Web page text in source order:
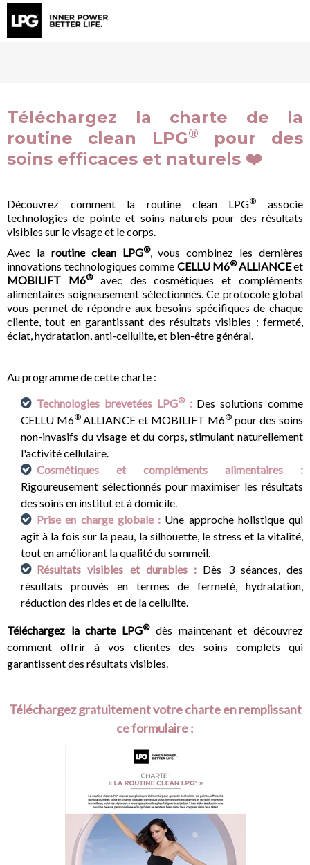
Téléchargez la charte de la
routine clean LPG®
pour des
soins efficaces et naturels ❤️
Découvrez comment la routine clean LPG®
associe
technologies de pointe et soins naturels pour des résultats
visibles sur le visage et le corps.
Avec la routine clean LPG®, vous combinez les dernières
innovations technologiques comme CELLU M6®ALLIANCEet
MOBILIFT M6®avec des cosmétiques et compléments
alimentaires soigneusement sélectionnés. Ce protocole global
vous permet de répondre aux besoins spécifiques de chaque
cliente, tout en garantissant des résultats visibles : fermeté,
éclat, hydratation, anti-cellulite, et bien-être général.
Au programme de cette charte :
Technologies brevetées LPG®: Des solutions comme
CELLU M6® ALLIANCE et MOBILIFT M6® pour des soins
non-invasifs du visage et du corps, stimulant naturellement
l'activité cellulaire.
Cosmétiques et compléments alimentaires :
Rigoureusement sélectionnés pour maximiser les résultats
des soins en institut et à domicile.
Prise en charge globale : Une approche holistique qui
agit à la fois sur la peau, la silhouette, le stress et la vitalité,
tout en améliorant la qualité du sommeil.
Résultats visibles et durables : Dès 3 séances, des
résultats prouvés en termes de fermeté, hydratation,
réduction des rides et de la cellulite.
Téléchargez la charte LPG®dès maintenant et découvrez
comment offrir à vos clientes des soins complets qui
garantissent des résultats visibles.
Téléchargez gratuitement votre charte en remplissant
ce formulaire :